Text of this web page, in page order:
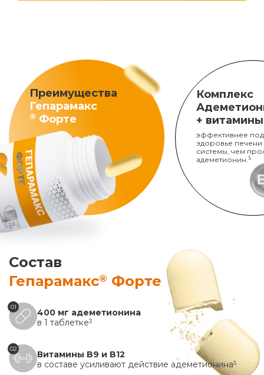
Преимущества
Гепарамакс
® Форте
Комплекс
+
эффективнее
здоровье печени
системы, чем
адеметионин. 5
Состав
Гепарамакс® Форте
01
400 мг адеметионина
в 1 таблетке3
02
Витамины B9 и B12
в составе усиливают действие адеметионина5